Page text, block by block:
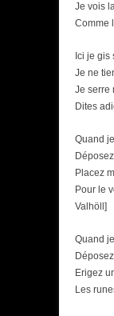
Je vois
Comme
Ici je
Je ne
Je serre
Dites
Quand
Placez
Pour le
Valhöll]
Quand
Erigez
Les